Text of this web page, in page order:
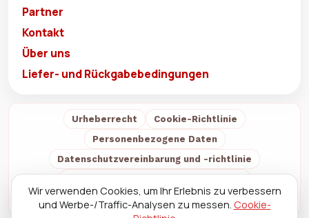
Partner
Kontakt
Über uns
Liefer- und Rückgabebedingungen
Urheberrecht
Cookie-Richtlinie
Personenbezogene Daten
Datenschutzvereinbarung und -richtlinie
Liefer- und Rückgabebedingungen
Über uns
Wir verwenden Cookies, um Ihr Erlebnis zu verbessern
und Werbe-/Traffic-Analysen zu messen. Cookie-